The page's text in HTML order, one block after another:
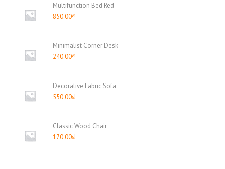
Multifunction Bed Red
850.00₫
Minimalist Corner Desk
240.00₫
Decorative Fabric Sofa
550.00₫
Classic Wood Chair
170.00₫